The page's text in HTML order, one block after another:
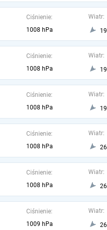
Ciśnienie:
1008 hPa
Wiatr:
Ciśnienie:
1008 hPa
Wiatr:
Ciśnienie:
1008 hPa
Wiatr:
Ciśnienie:
1008 hPa
Wiatr:
Ciśnienie:
1008 hPa
Wiatr:
Ciśnienie:
1009 hPa
Wiatr: